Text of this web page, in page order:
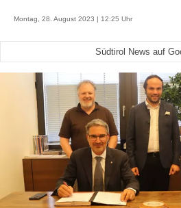
Montag, 28. August 2023 | 12:25 Uhr
Südtirol News auf